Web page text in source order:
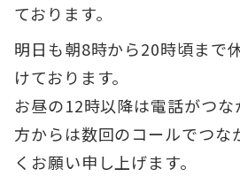
ております。
明日も朝8時から20時頃まで
けております。
お昼の12時以降は電話がつ
方からは数回のコールでつな
くお願い申し上げます。